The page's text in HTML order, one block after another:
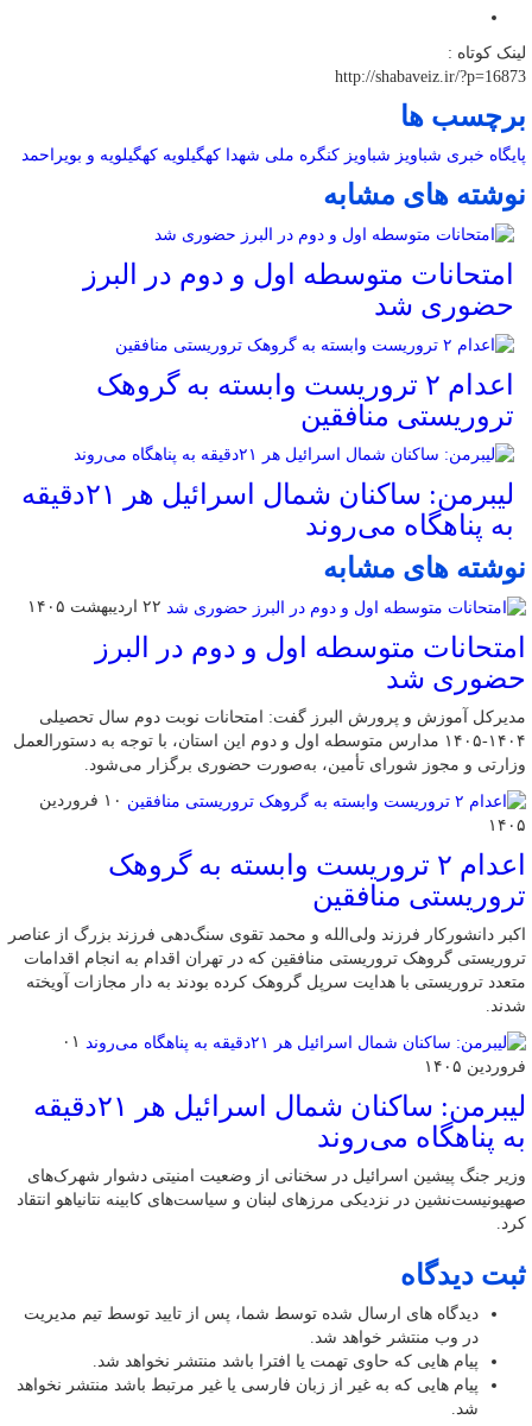
لینک کوتاه :
http://shabaveiz.ir/?p=16873
برچسب ها
پایگاه خبری شباویز شباویز کنگره ملی شهدا کهگیلویه کهگیلویه و بویراحمد
نوشته های مشابه
امتحانات متوسطه اول و دوم در البرز
حضوری شد
اعدام ۲ تروریست وابسته به گروهک
تروریستی منافقین
لیبرمن: ساکنان شمال اسرائیل هر ۲۱دقیقه
به پناهگاه می‌روند
نوشته های مشابه
۲۲ اردیبهشت ۱۴۰۵
امتحانات متوسطه اول و دوم در البرز
حضوری شد
مدیرکل آموزش و پرورش البرز گفت: امتحانات نوبت دوم سال تحصیلی
۱۴۰۴-۱۴۰۵ مدارس متوسطه اول و دوم این استان، با توجه به دستورالعمل
وزارتی و مجوز شورای تأمین، به‌صورت حضوری برگزار می‌شود.
۱۰ فروردین
۱۴۰۵
اعدام ۲ تروریست وابسته به گروهک
تروریستی منافقین
اکبر دانشورکار فرزند ولی‌الله و محمد تقوی سنگ‌دهی فرزند بزرگ از عناصر
تروریستی گروهک تروریستی منافقین که در تهران اقدام به انجام اقدامات
متعدد تروریستی با هدایت سرپل گروهک کرده بودند به دار مجازات آویخته
شدند.
۰۱
فروردین ۱۴۰۵
لیبرمن: ساکنان شمال اسرائیل هر ۲۱دقیقه
به پناهگاه می‌روند
وزیر جنگ پیشین اسرائیل در سخنانی از وضعیت امنیتی دشوار شهرک‌های
صهیونیست‌نشین در نزدیکی مرزهای لبنان و سیاست‌های کابینه نتانیاهو انتقاد
کرد.
ثبت دیدگاه
دیدگاه های ارسال شده توسط شما، پس از تایید توسط تیم مدیریت
در وب منتشر خواهد شد.
پیام هایی که حاوی تهمت یا افترا باشد منتشر نخواهد شد.
پیام هایی که به غیر از زبان فارسی یا غیر مرتبط باشد منتشر نخواهد
شد.